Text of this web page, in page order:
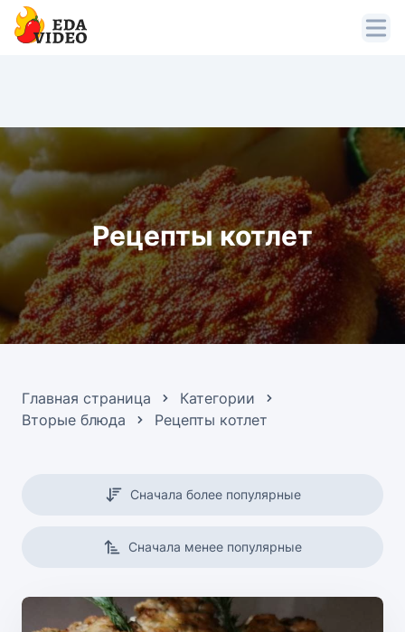
Рецепты котлет
Главная страница
Категории
Вторые блюда
Рецепты котлет
Сначала более популярные
Сначала менее популярные